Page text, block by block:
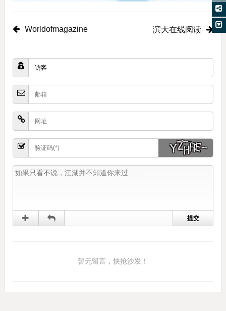
Worldofmagazine 滨大在线阅读
暂无留言，快抢沙发！